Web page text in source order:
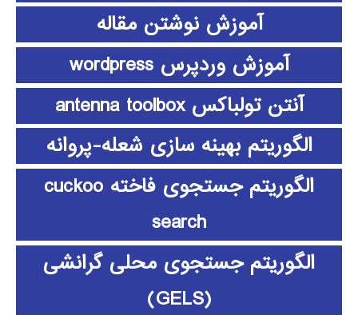
آموزش نوشتن مقاله
آموزش وردپرس wordpress
آنتن تولباکس antenna toolbox
الگوریتم بهینه سازی شعله-پروانه
الگوریتم جستجوی فاخته cuckoo
search
الگوریتم جستجوی محلی گرانشی
(GELS)